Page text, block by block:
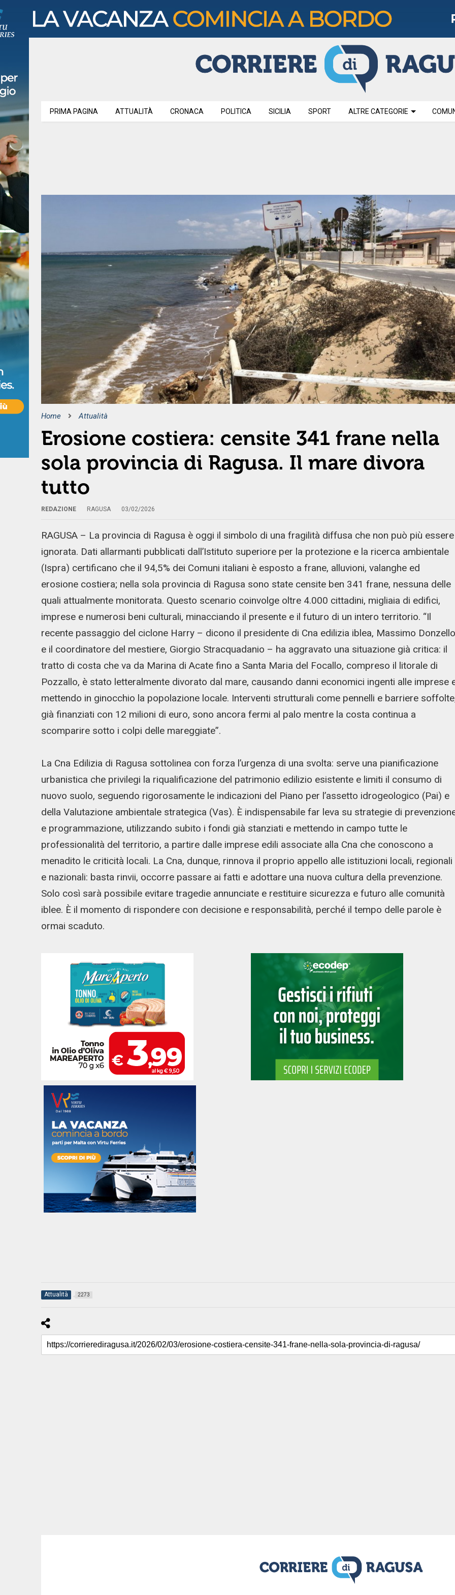
PRIMA PAGINA ATTUALITÀ CRONACA POLITICA SICILIA SPORT ALTRE CATEGORIE
Home Attualità
Erosione costiera: censite 341 frane nella
sola provincia di Ragusa. Il mare divora
tutto
REDAZIONE RAGUSA 03/02/2026
RAGUSA – La provincia di Ragusa è oggi il simbolo di una fragilità diffusa che non può più essere
ignorata. Dati allarmanti pubblicati dall’Istituto superiore per la protezione e la ricerca ambientale
(Ispra) certificano che il 94,5% dei Comuni italiani è esposto a frane, alluvioni, valanghe ed
erosione costiera; nella sola provincia di Ragusa sono state censite ben 341 frane, nessuna delle
quali attualmente monitorata. Questo scenario coinvolge oltre 4.000 cittadini, migliaia di edifici,
imprese e numerosi beni culturali, minacciando il presente e il futuro di un intero territorio. “Il
recente passaggio del ciclone Harry – dicono il presidente di Cna edilizia iblea, Massimo
e il coordinatore del mestiere, Giorgio Stracquadanio – ha aggravato una situazione già critica: il
tratto di costa che va da Marina di Acate fino a Santa Maria del Focallo, compreso il litorale di
Pozzallo, è stato letteralmente divorato dal mare, causando danni economici ingenti alle imprese
mettendo in ginocchio la popolazione locale. Interventi strutturali come pennelli e barriere
già finanziati con 12 milioni di euro, sono ancora fermi al palo mentre la costa continua a
scomparire sotto i colpi delle mareggiate”.
La Cna Edilizia di Ragusa sottolinea con forza l’urgenza di una svolta: serve una pianificazione
urbanistica che privilegi la riqualificazione del patrimonio edilizio esistente e limiti il consumo di
nuovo suolo, seguendo rigorosamente le indicazioni del Piano per l’assetto idrogeologico (Pai) e
della Valutazione ambientale strategica (Vas). È indispensabile far leva su strategie di
e programmazione, utilizzando subito i fondi già stanziati e mettendo in campo tutte le
professionalità del territorio, a partire dalle imprese edili associate alla Cna che conoscono a
menadito le criticità locali. La Cna, dunque, rinnova il proprio appello alle istituzioni locali, regionali
e nazionali: basta rinvii, occorre passare ai fatti e adottare una nuova cultura della prevenzione.
Solo così sarà possibile evitare tragedie annunciate e restituire sicurezza e futuro alle comunità
iblee. È il momento di rispondere con decisione e responsabilità, perché il tempo delle parole è
ormai scaduto.
Attualità 2273